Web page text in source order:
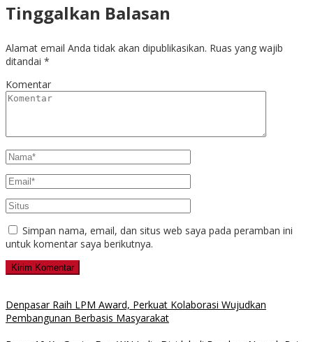
Tinggalkan Balasan
Alamat email Anda tidak akan dipublikasikan. Ruas yang wajib
ditandai *
Komentar
Simpan nama, email, dan situs web saya pada peramban ini
untuk komentar saya berikutnya.
Denpasar Raih LPM Award, Perkuat Kolaborasi Wujudkan
Pembangunan Berbasis Masyarakat